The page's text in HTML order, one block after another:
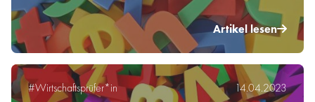
Artikel lesen
#Wirtschaftsprüfer*in 14.04.2023